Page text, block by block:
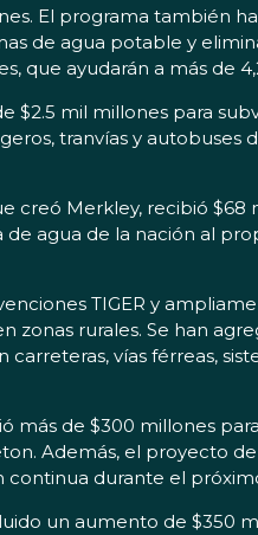
El programa también
de agua potable y
que ayudarán a más de
$2.5 mil millones para
tranvías y autobuses
creó Merkley, recibió $68
agua de la nación al
TIGER y
rurales. Se han
vías férreas,
más de $300 millones
Además, el proyecto
continua durante el
un aumento de $350